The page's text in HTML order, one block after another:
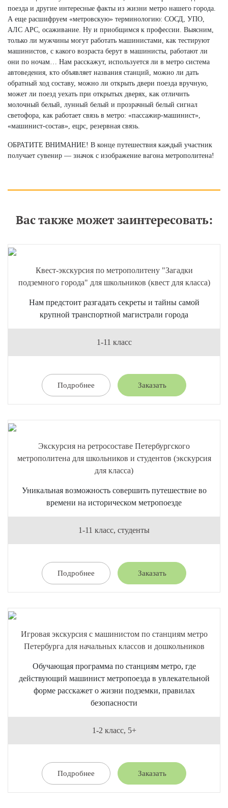
поезда и другие интересные факты из жизни метро нашего города.
А еще расшифруем «метровскую» терминологию: СОСД, УПО,
АЛС АРС, осаживание. Ну и приобщимся к профессии. Выясним,
только ли мужчины могут работать машинистами, как тестируют
машинистов, с какого возраста берут в машинисты, работают ли
они по ночам… Нам расскажут, используется ли в метро система
автоведения, кто объявляет названия станций, можно ли дать
обратный ход составу, можно ли открыть двери поезда вручную,
может ли поезд уехать при открытых дверях, как отличить
молочный белый, лунный белый и прозрачный белый сигнал
светофора, как работает связь в метро: «пассажир-машинист»,
«машинист-состав», ецрс, резервная связь.
ОБРАТИТЕ ВНИМАНИЕ! В конце путешествия каждый участник
получает сувенир — значок с изображение вагона метрополитена!
Вас также может заинтересовать:
Квест-экскурсия по метрополитену "Загадки
подземного города" для школьников (квест для класса)
Нам предстоит разгадать секреты и тайны самой
крупной транспортной магистрали города
1-11 класс
Подробнее Заказать
Экскурсия на ретросоставе Петербургского
метрополитена для школьников и студентов (экскурсия
для класса)
Уникальная возможность совершить путешествие во
времени на историческом метропоезде
1-11 класс, студенты
Подробнее Заказать
Игровая экскурсия с машинистом по станциям метро
Петербурга для начальных классов и дошкольников
Обучающая программа по станциям метро, где
действующий машинист метропоезда в увлекательной
форме расскажет о жизни подземки, правилах
безопасности
1-2 класс, 5+
Подробнее Заказать